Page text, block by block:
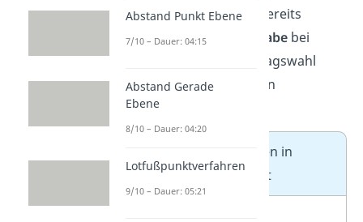
Kreisdiagramm ist, wie bereits
erwähnt, dieStimmvergabe bei
Wahlen. Bei der Bundestagswahl
2017 kam es zu folgenden
Ergebnissen:
Partei
Stimmen in
Prozent
Abstand Punkt Ebene
7/10 – Dauer: 04:15
Abstand Gerade
Ebene
8/10 – Dauer: 04:20
Lotfußpunktverfahren
9/10 – Dauer: 05:21